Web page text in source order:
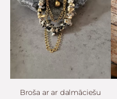
Broša ar ar dalmāciešu